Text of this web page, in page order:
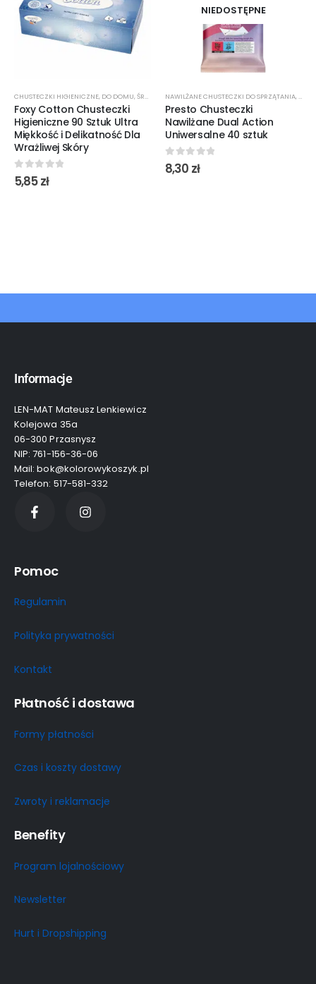
CHUSTECZKI HIGIENICZNE, DO DOMU,ŚRODKI CZYSTOŚCI
Foxy Cotton Chusteczki
Higieniczne 90 Sztuk Ultra
Miękkość i Delikatność Dla
Wrażliwej Skóry
0out of 5
5,85zł
NIEDOSTĘPNE
NAWILŻANE CHUSTECZKI DO SPRZĄTANIA,
Presto Chusteczki
Nawilżane Dual Action
Uniwersalne 40 sztuk
0out of 5
8,30 zł
Informacje
LEN-MAT Mateusz Lenkiewicz
Kolejowa 35a
06-300 Przasnysz
NIP: 761-156-36-06
Mail: bok@kolorowykoszyk.pl
Telefon: 517-581-332
Pomoc
Regulamin
Polityka prywatności
Kontakt
Płatność i dostawa
Formy płatności
Czas i koszty dostawy
Zwroty i reklamacje
Benefity
Program lojalnościowy
Newsletter
Hurt i Dropshipping